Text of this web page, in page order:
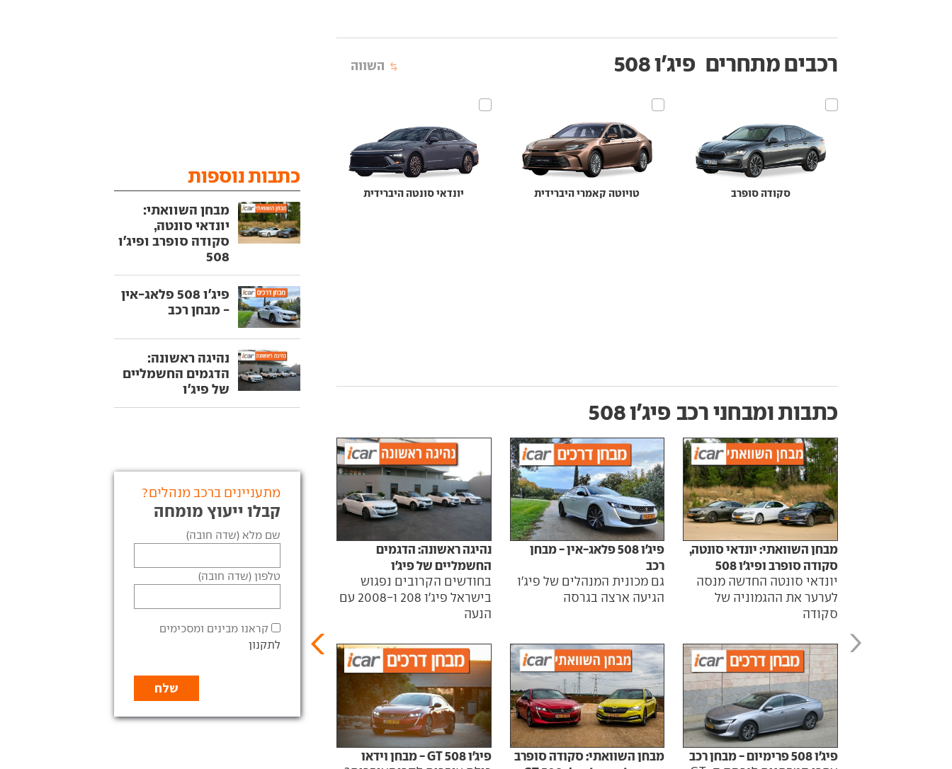
רכבים מתחרים פיג'ו 508 השווה
סקודה סופרב טויוטה קאמרי היברידית יונדאי סונטה היברידית
כתבות ומבחני רכב פיג'ו 508
מבחן השוואתי: יונדאי סונטה,
סקודה סופרב ופיג'ו 508
יונדאי סונטה החדשה מנסה
לערער את ההגמוניה של
סקודה
פיג'ו 508 פלאג-אין - מבחן
רכב
גם מכונית המנהלים של פיג'ו
הגיעה ארצה בגרסה
נהיגה ראשונה: הדגמים
החשמליים של פיג'ו
בחודשים הקרובים נפגוש
בישראל פיג'ו 208 ו-2008 עם
הנעה
פיג'ו 508 פרימיום - מבחן רכב
מבחן השוואתי: סקודה סופרב
פיג'ו 508 GT - מבחן וידאו
מנוע מחודש, עיצוב משודרג,
רשימת אביזרים מעודכנת וצג
מנהלים
קטגוריית מכוניות המנהלים
מתעוררת לתחיה מחודשת
כתבות נוספות
מבחן השוואתי:
יונדאי סונטה,
סקודה סופרב ופיג'ו
508
פיג'ו 508 פלאג-אין
- מבחן רכב
נהיגה ראשונה:
הדגמים החשמליים
של פיג'ו
מתעניינים ברכב מנהלים?
קבלו ייעוץ מומחה
שם מלא (שדה חובה)
טלפון (שדה חובה)
קראנו מבינים ומסכימים
לתקנון